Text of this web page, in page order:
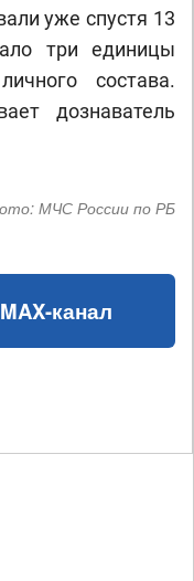
уже спустя 13
три единицы
состава.
дознаватель
МЧС России по РБ
MAX-канал